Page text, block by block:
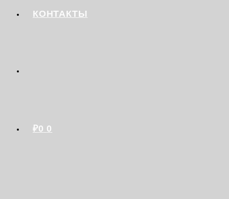
КОНТАКТЫ
₽0 0